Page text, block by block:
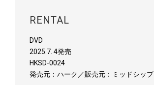
RENTAL
DVD
2025.7. 4発売
HKSD-0024
発売元：ハーク／販売元：ミッドシップ